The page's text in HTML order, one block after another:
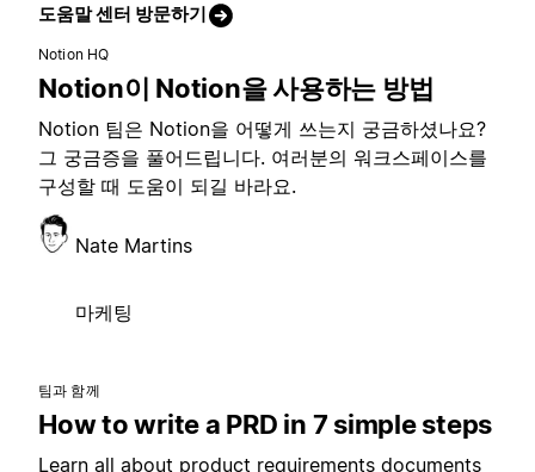
도움말 센터 방문하기
Notion HQ
Notion이 Notion을 사용하는 방법
Notion 팀은 Notion을 어떻게 쓰는지 궁금하셨나요?
그 궁금증을 풀어드립니다. 여러분의 워크스페이스를
구성할 때 도움이 되길 바라요.
Nate Martins
마케팅
팀과 함께
How to write a PRD in 7 simple steps
Learn all about product requirements documents